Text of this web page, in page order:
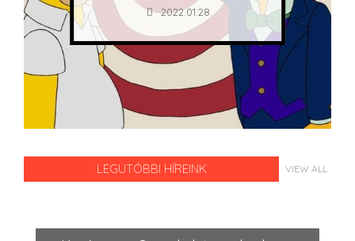
2022.01.28.
LEGUTÓBBI HÍREINK VIEW ALL